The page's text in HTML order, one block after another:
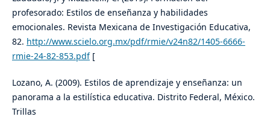
profesorado: Estilos de enseñanza y habilidades
emocionales. Revista Mexicana de Investigación Educativa,
82. http://www.scielo.org.mx/pdf/rmie/v24n82/1405-6666-
rmie-24-82-853.pdf[
Lozano, A. (2009). Estilos de aprendizaje y enseñanza: un
panorama a la estilística educativa. Distrito Federal, México.
Trillas